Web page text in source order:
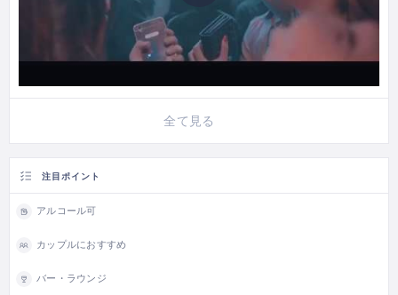
全て見る
注目ポイント
アルコール可
カップルにおすすめ
バー・ラウンジ